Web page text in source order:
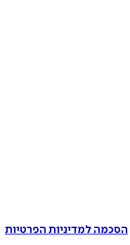
הסכמה למדיניות הפרטיות